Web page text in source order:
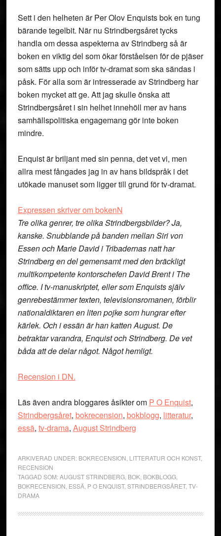
Sett i den helheten är Per Olov Enquists bok en tung
bärande tegelbit. När nu Strindbergsåret tycks
handla om dessa aspekterna av Strindberg så är
boken en viktig del som ökar förståelsen för de pjäser
som sätts upp och inför tv-dramat som ska sändas i
påsk. För alla som är intresserade av Strindberg har
boken mycket att ge. Att jag skulle önska att
Strindbergsåret i sin helhet innehöll mer av hans
samhällspolitiska engagemang gör inte boken
mindre.
Enquist är briljant med sin penna, det vet vi, men
allra mest fångades jag in av hans bildspråk i det
utökade manuset som ligger till grund för tv-dramat.
Expressen skriver om bokenN
Tre olika genrer, tre olika Strindbergsbilder? Ja,
kanske. Snubblande på banden mellan Siri von
Essen och Marie David i Tribadernas natt har
Strindberg en del gemensamt med den bräckligt
multikompetente kontorschefen David Brent i The
office. I tv-manuskriptet, eller som Enquists själv
genrebestämmer texten, televisionsromanen, förblir
nationaldiktaren en liten pojke som hungrar efter
kärlek. Och i essän är han katten August. De
betraktar varandra, Enquist och Strindberg. De vet
båda att de delar något. Något hemligt.
Recension i DN.
Läs även andra bloggares åsikter om P O Enquist,
Strindbergsåret, bokrecension, bokblogg, litteratur,
essä, tv-drama, August Strindberg
ARKIVERAD UNDER: BOKRECENSION LITTERATUR OCH KONST,
RECENSION
TAGGAD SOM:AUGUST STRINDBERG, BOK, BOKBLOGG,
BOKRECENSION ESSÄ, P O ENQUIST, STRINDBERGSÅRET, TV-
DRAMA